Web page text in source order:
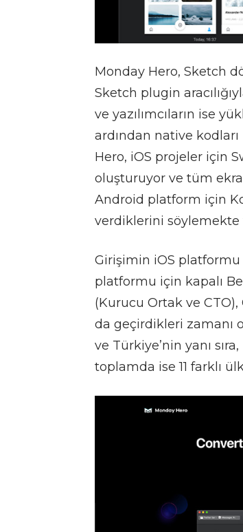
Monday Hero, Sketch
Sketch plugin
ve yazılımcıların ise
ardından native
Hero, iOS projeler için
oluşturuyor ve tüm
Android platform için
verdiklerini söylemekte
Girişimin iOS platformu
platformu için kapalı
(Kurucu Ortak ve
da geçirdikleri zamanı
ve Türkiye’nin yanı
toplamda ise 11 farklı